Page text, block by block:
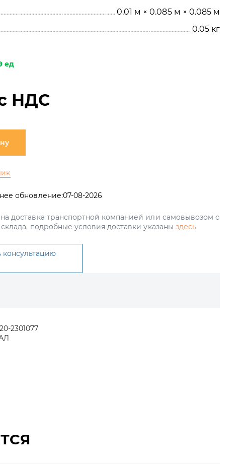
0.01 м × 0.085 м × 0.085 м
0.05 кг
ед
НДС
обновление:07-08-2026
доставка транспортной компанией или самовывозом с
подробные условия доставки указаны здесь
консультацию
2301077